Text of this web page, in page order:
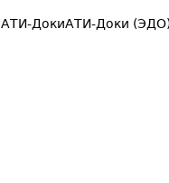
АТИ-ДокиАТИ-Доки